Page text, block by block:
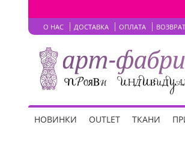
О НАС ДОСТАВКА ОПЛАТА ВОЗВРАТ
НОВИНКИ OUTLET ТКАНИ